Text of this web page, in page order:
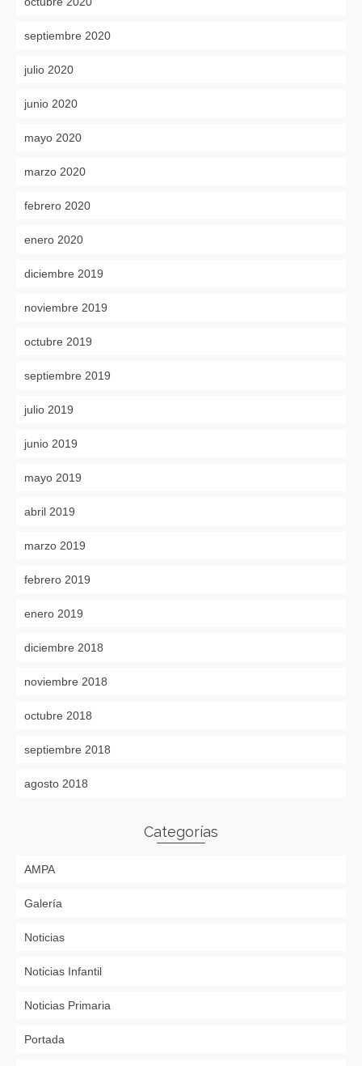
septiembre 2020
julio 2020
junio 2020
mayo 2020
marzo 2020
febrero 2020
enero 2020
diciembre 2019
noviembre 2019
octubre 2019
septiembre 2019
julio 2019
junio 2019
mayo 2019
abril 2019
marzo 2019
febrero 2019
enero 2019
diciembre 2018
noviembre 2018
octubre 2018
septiembre 2018
agosto 2018
Categorías
AMPA
Galería
Noticias
Noticias Infantil
Noticias Primaria
Portada